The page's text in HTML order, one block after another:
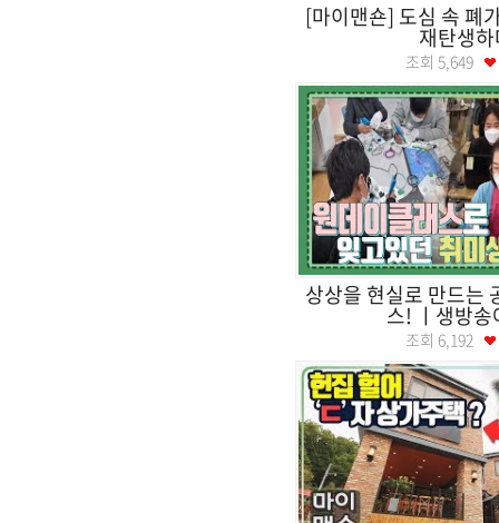
[마이맨숀] 도심 속 폐
재탄생
조회 5,649
상상을 현실로 만드는
스! ㅣ생방
조회 6,192